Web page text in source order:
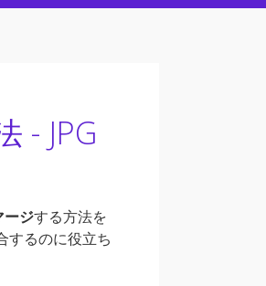
- JPG
ージする方法を
するのに役立ち